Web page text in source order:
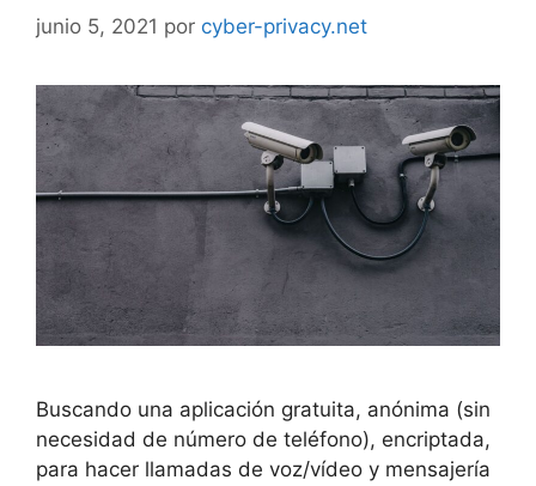
junio 5, 2021 por cyber-privacy.net
Buscando una aplicación gratuita, anónima (sin
necesidad de número de teléfono), encriptada,
para hacer llamadas de voz/vídeo y mensajería